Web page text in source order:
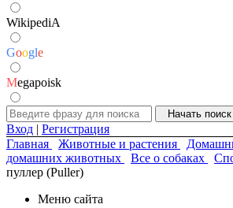
WikipediA
Google
Megapoisk
Вход | Регистрация
Главная
Животные и растения
домашних животных
Все о собаках
пуллер (Puller)
Меню сайта